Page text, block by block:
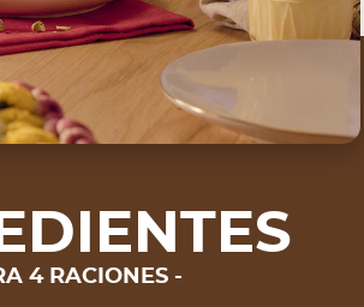
4 RACIONES